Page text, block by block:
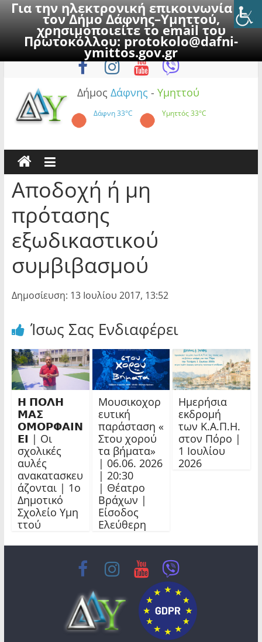
Για την ηλεκτρονική επικοινωνία με
τον Δήμο Δάφνης–Υμηττού,
χρησιμοποιείτε το email του
Πρωτοκόλλου:protokolo@dafni-
ymittos.gov.gr
to
Δευτέρα, 10 Αυγούστου 2026
Δήμος Δάφνης - Υμηττού
Δάφνη33°C Υμηττός33°C
Αποδοχή ή μη
πρότασης
εξωδικαστικού
συμβιβασμού
Δημοσίευση: 13 Ιουλίου 2017, 13:52
Ίσως Σας Ενδιαφέρει
𝝜 𝝥𝝤𝝠𝝜
𝝡𝝖𝝨
𝝤𝝡𝝤𝝦𝝫𝝖𝝞𝝢
𝝚𝝞 | Οι
σχολικές
αυλές
ανακατασκευ
άζονται | 1ο
Δημοτικό
Σχολείο Υμη
ττού
Μουσικοχορ
ευτική
παράσταση «
Στου χορού
τα βήματα»
| 06.06. 2026
| 20:30
| Θέατρο
Βράχων |
Είσοδος
Ελεύθερη
Ημερήσια
εκδρομή
των Κ.Α.Π.Η.
στον Πόρο |
1 Ιουλίου
2026